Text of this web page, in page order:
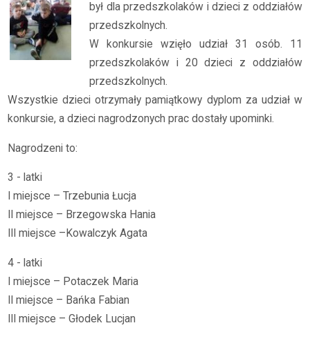
był dla przedszkolaków i dzieci z oddziałów
przedszkolnych.
W konkursie wzięło udział 31 osób. 11
przedszkolaków i 20 dzieci z oddziałów
przedszkolnych.
Wszystkie dzieci otrzymały pamiątkowy dyplom za udział w
konkursie, a dzieci nagrodzonych prac dostały upominki.
Nagrodzeni to:
3 - latki
I miejsce – Trzebunia Łucja
II miejsce – Brzegowska Hania
III miejsce –Kowalczyk Agata
4 - latki
I miejsce – Potaczek Maria
II miejsce – Bańka Fabian
III miejsce – Głodek Lucjan